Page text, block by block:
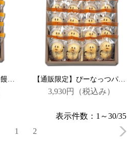
【通販限定】ぴーなっつ饅頭20個詰 【通販限定】ぴーなっつパイ20個詰
3,930円 （税込み）
表示件数：1～30/35
1
2